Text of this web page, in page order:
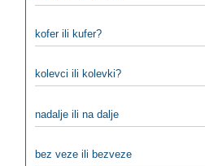
kofer ili kufer?
kolevci ili kolevki?
nadalje ili na dalje
bez veze ili bezveze